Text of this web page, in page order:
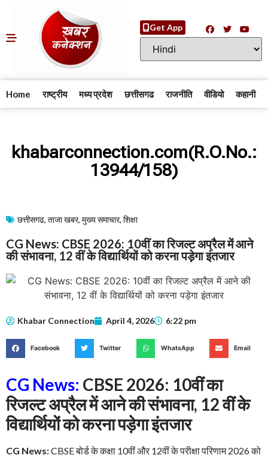
Get App
Home राष्ट्रीय मध्य प्रदेश छत्तीसगढ राजनीति वीडियो कहानी
khabarconnection.com(R.O.No.:
13944/158)
छत्तीसगढ, ताजा खबर, मुख्य समाचार​, शिक्षा
CG News: CBSE 2026: 10वीं का रिजल्ट अप्रैल में आने
की संभावना, 12 वीं के विद्यार्थियों को करना पड़ेगा इंतजार
Khabar Connection April 4, 2026 6:22 pm
Facebook Twitter WhatsApp Email
CG News: CBSE 2026: 10वीं का
रिजल्ट अप्रैल में आने की संभावना, 12 वीं के
विद्यार्थियों को करना पड़ेगा इंतजार
CG News:CBSE बोर्ड के कक्षा 10वीं और 12वीं के परीक्षा परिणाम 2026 को